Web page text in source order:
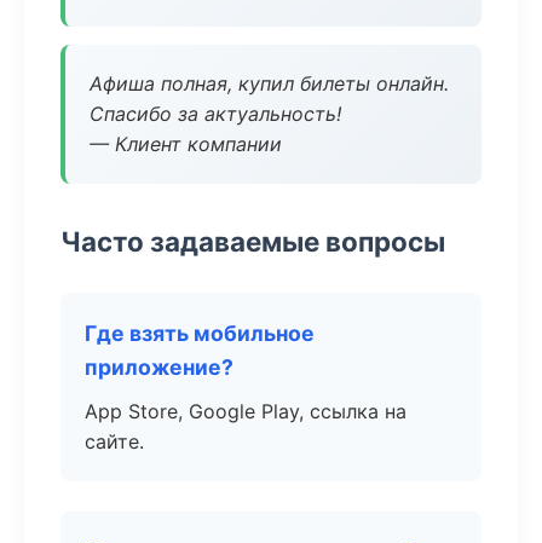
Афиша полная, купил билеты онлайн.
Спасибо за актуальность!
— Клиент компании
Часто задаваемые вопросы
Где взять мобильное
приложение?
App Store, Google Play, ссылка на
сайте.